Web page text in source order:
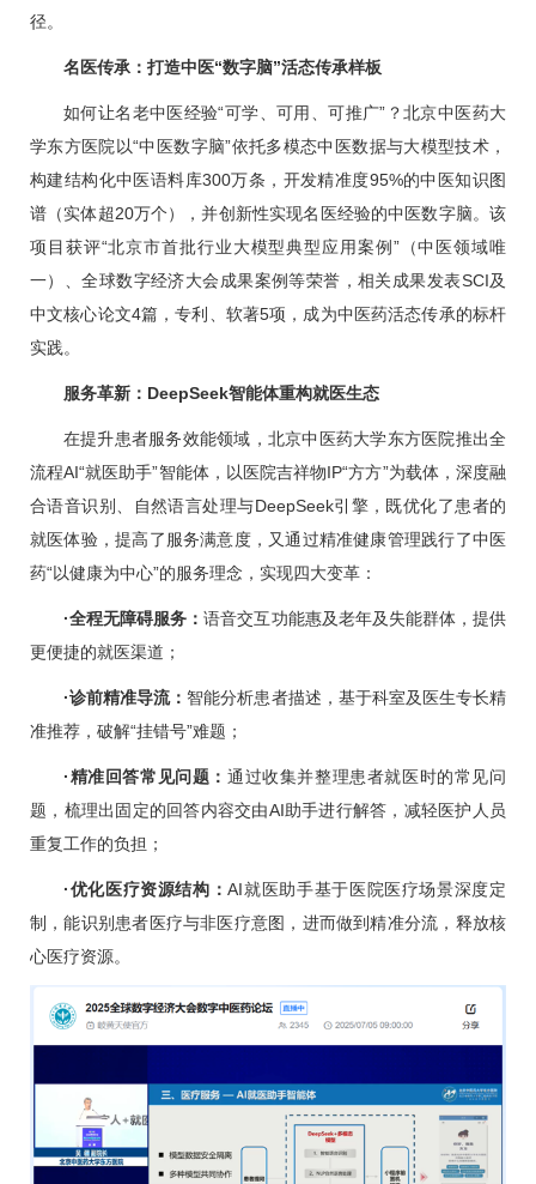
径。
名医传承：打造中医“数字脑”活态传承样板
如何让名老中医经验“可学、可用、可推广”？北京中医药大
学东方医院以“中医数字脑”依托多模态中医数据与大模型技术，
构建结构化中医语料库300万条，开发精准度95%的中医知识图
谱（实体超20万个），并创新性实现名医经验的中医数字脑。该
项目获评“北京市首批行业大模型典型应用案例”（中医领域唯
一）、全球数字经济大会成果案例等荣誉，相关成果发表SCI及
中文核心论文4篇，专利、软著5项，成为中医药活态传承的标杆
实践。
服务革新：DeepSeek智能体重构就医生态
在提升患者服务效能领域，北京中医药大学东方医院推出全
流程AI“就医助手”智能体，以医院吉祥物IP“方方”为载体，深度融
合语音识别、自然语言处理与DeepSeek引擎，既优化了患者的
就医体验，提高了服务满意度，又通过精准健康管理践行了中医
药“以健康为中心”的服务理念，实现四大变革：
·全程无障碍服务：语音交互功能惠及老年及失能群体，提供
更便捷的就医渠道；
·诊前精准导流： 智能分析患者描述，基于科室及医生专长精
准推荐，破解“挂错号”难题；
·精准回答常见问题： 通过收集并整理患者就医时的常见问
题，梳理出固定的回答内容交由AI助手进行解答，减轻医护人员
重复工作的负担；
·优化医疗资源结构：AI就医助手基于医院医疗场景深度定
制，能识别患者医疗与非医疗意图，进而做到精准分流，释放核
心医疗资源。